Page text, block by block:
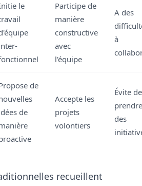
le
Participe de
manière
constructive
avec
l'équipe
A des
à
de
de
Accepte les
projets
volontiers
Évite de
prendre
des
recueillent